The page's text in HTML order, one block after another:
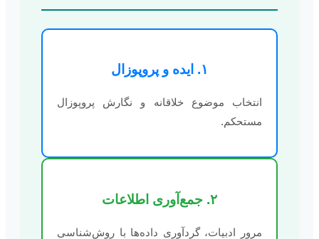
انتخاب موضوع خلاقانه و نگارش پروپوزال
مستحکم.
مرور ادبیات، گردآوری داده‌ها با روش‌شناسی